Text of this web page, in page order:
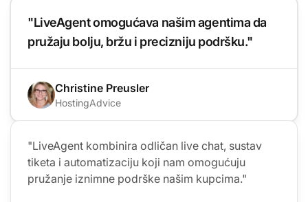
"LiveAgent omogućava našim agentima da
pružaju bolju, bržu i precizniju podršku."
Christine Preusler
HostingAdvice
"LiveAgent kombinira odličan live chat, sustav
tiketa i automatizaciju koji nam omogućuju
pružanje iznimne podrške našim kupcima."